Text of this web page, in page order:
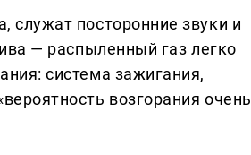
служат посторонние звуки и
— распыленный газ легко
система зажигания,
возгорания очень